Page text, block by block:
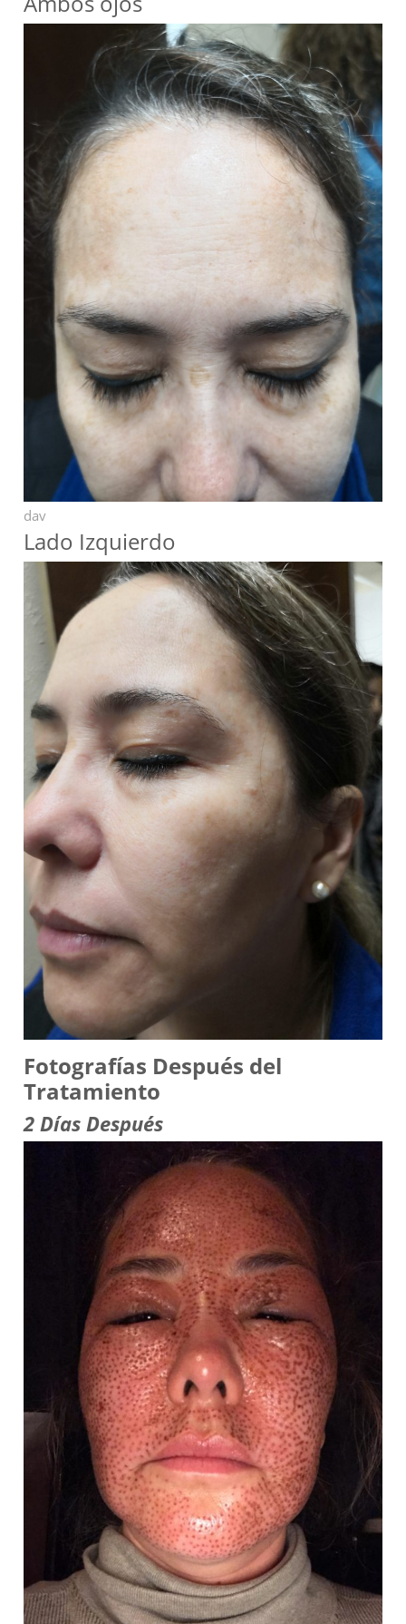
dav
Lado Izquierdo
Fotografías Después del
Tratamiento
2 Días Después